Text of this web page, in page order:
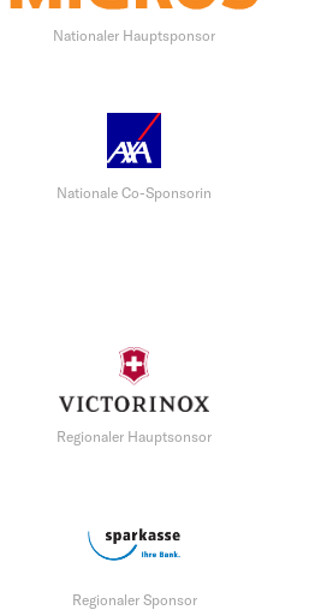
Nationaler Hauptsponsor
Nationale Co-Sponsorin
Regionaler Hauptsonsor
Regionaler Sponsor